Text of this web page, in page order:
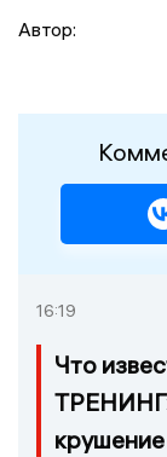
Автор:
16:19
Что